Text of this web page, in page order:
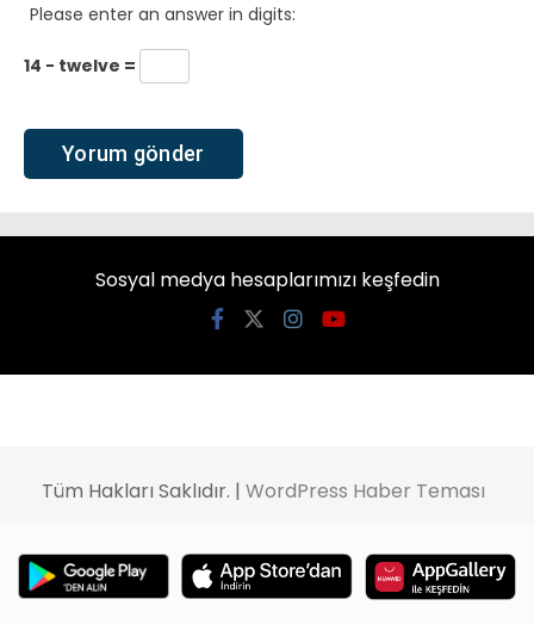
Please enter an answer in digits:
14 − twelve =
Sosyal medya hesaplarımızı keşfedin
Tüm Hakları Saklıdır. | WordPress Haber Teması